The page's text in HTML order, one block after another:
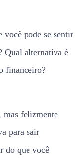
você pode se sentir
Qual alternativa é
financeiro?
mas felizmente
para sair
do que você